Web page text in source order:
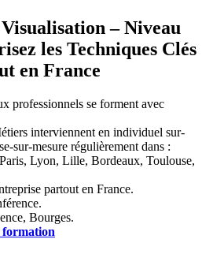
– Niveau
les Techniques Clés
en France
professionnels se forment avec
interviennent en individuel sur-
sur-mesure régulièrement dans :
Lyon, Lille, Bordeaux, Toulouse,
partout en France.
Bourges.
formation